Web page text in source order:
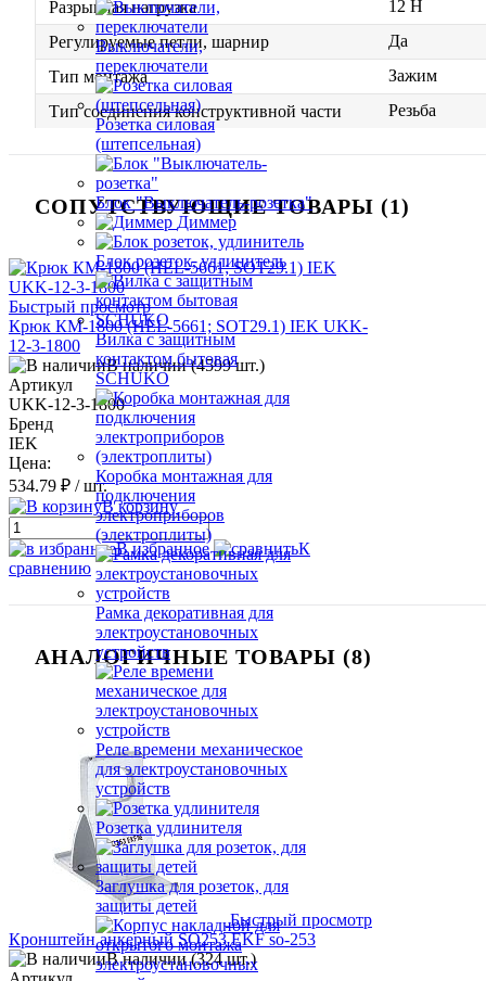
Выключатели,
переключатели
Розетка силовая
(штепсельная)
Блок "Выключатель-розетка"
Диммер
Блок розеток, удлинитель
Вилка с защитным
контактом бытовая
SCHUKO
Коробка монтажная для
подключения
электроприборов
(электроплиты)
Рамка декоративная для
электроустановочных
устройств
Реле времени механическое
для электроустановочных
устройств
Розетка удлинителя
Заглушка для розеток, для
защиты детей
Разрывная нагрузка
12 Н
Регулируемые петли, шарнир
Да
Тип монтажа
Зажим
Тип соединения конструктивной части
Резьба
СОПУТСТВУЮЩИЕ ТОВАРЫ (1)
Быстрый просмотр
Крюк КМ-1800 (HEL-5661; SOT29.1) IEK UKK-
12-3-1800
В наличии (4599 шт.)
Артикул
UKK-12-3-1800
Бренд
IEK
Цена:
534.79 ₽ / шт.
В корзину
В избранное
К
сравнению
АНАЛОГИЧНЫЕ ТОВАРЫ (8)
Быстрый просмотр
Кронштейн анкерный SO253 EKF so-253
В наличии (324 шт.)